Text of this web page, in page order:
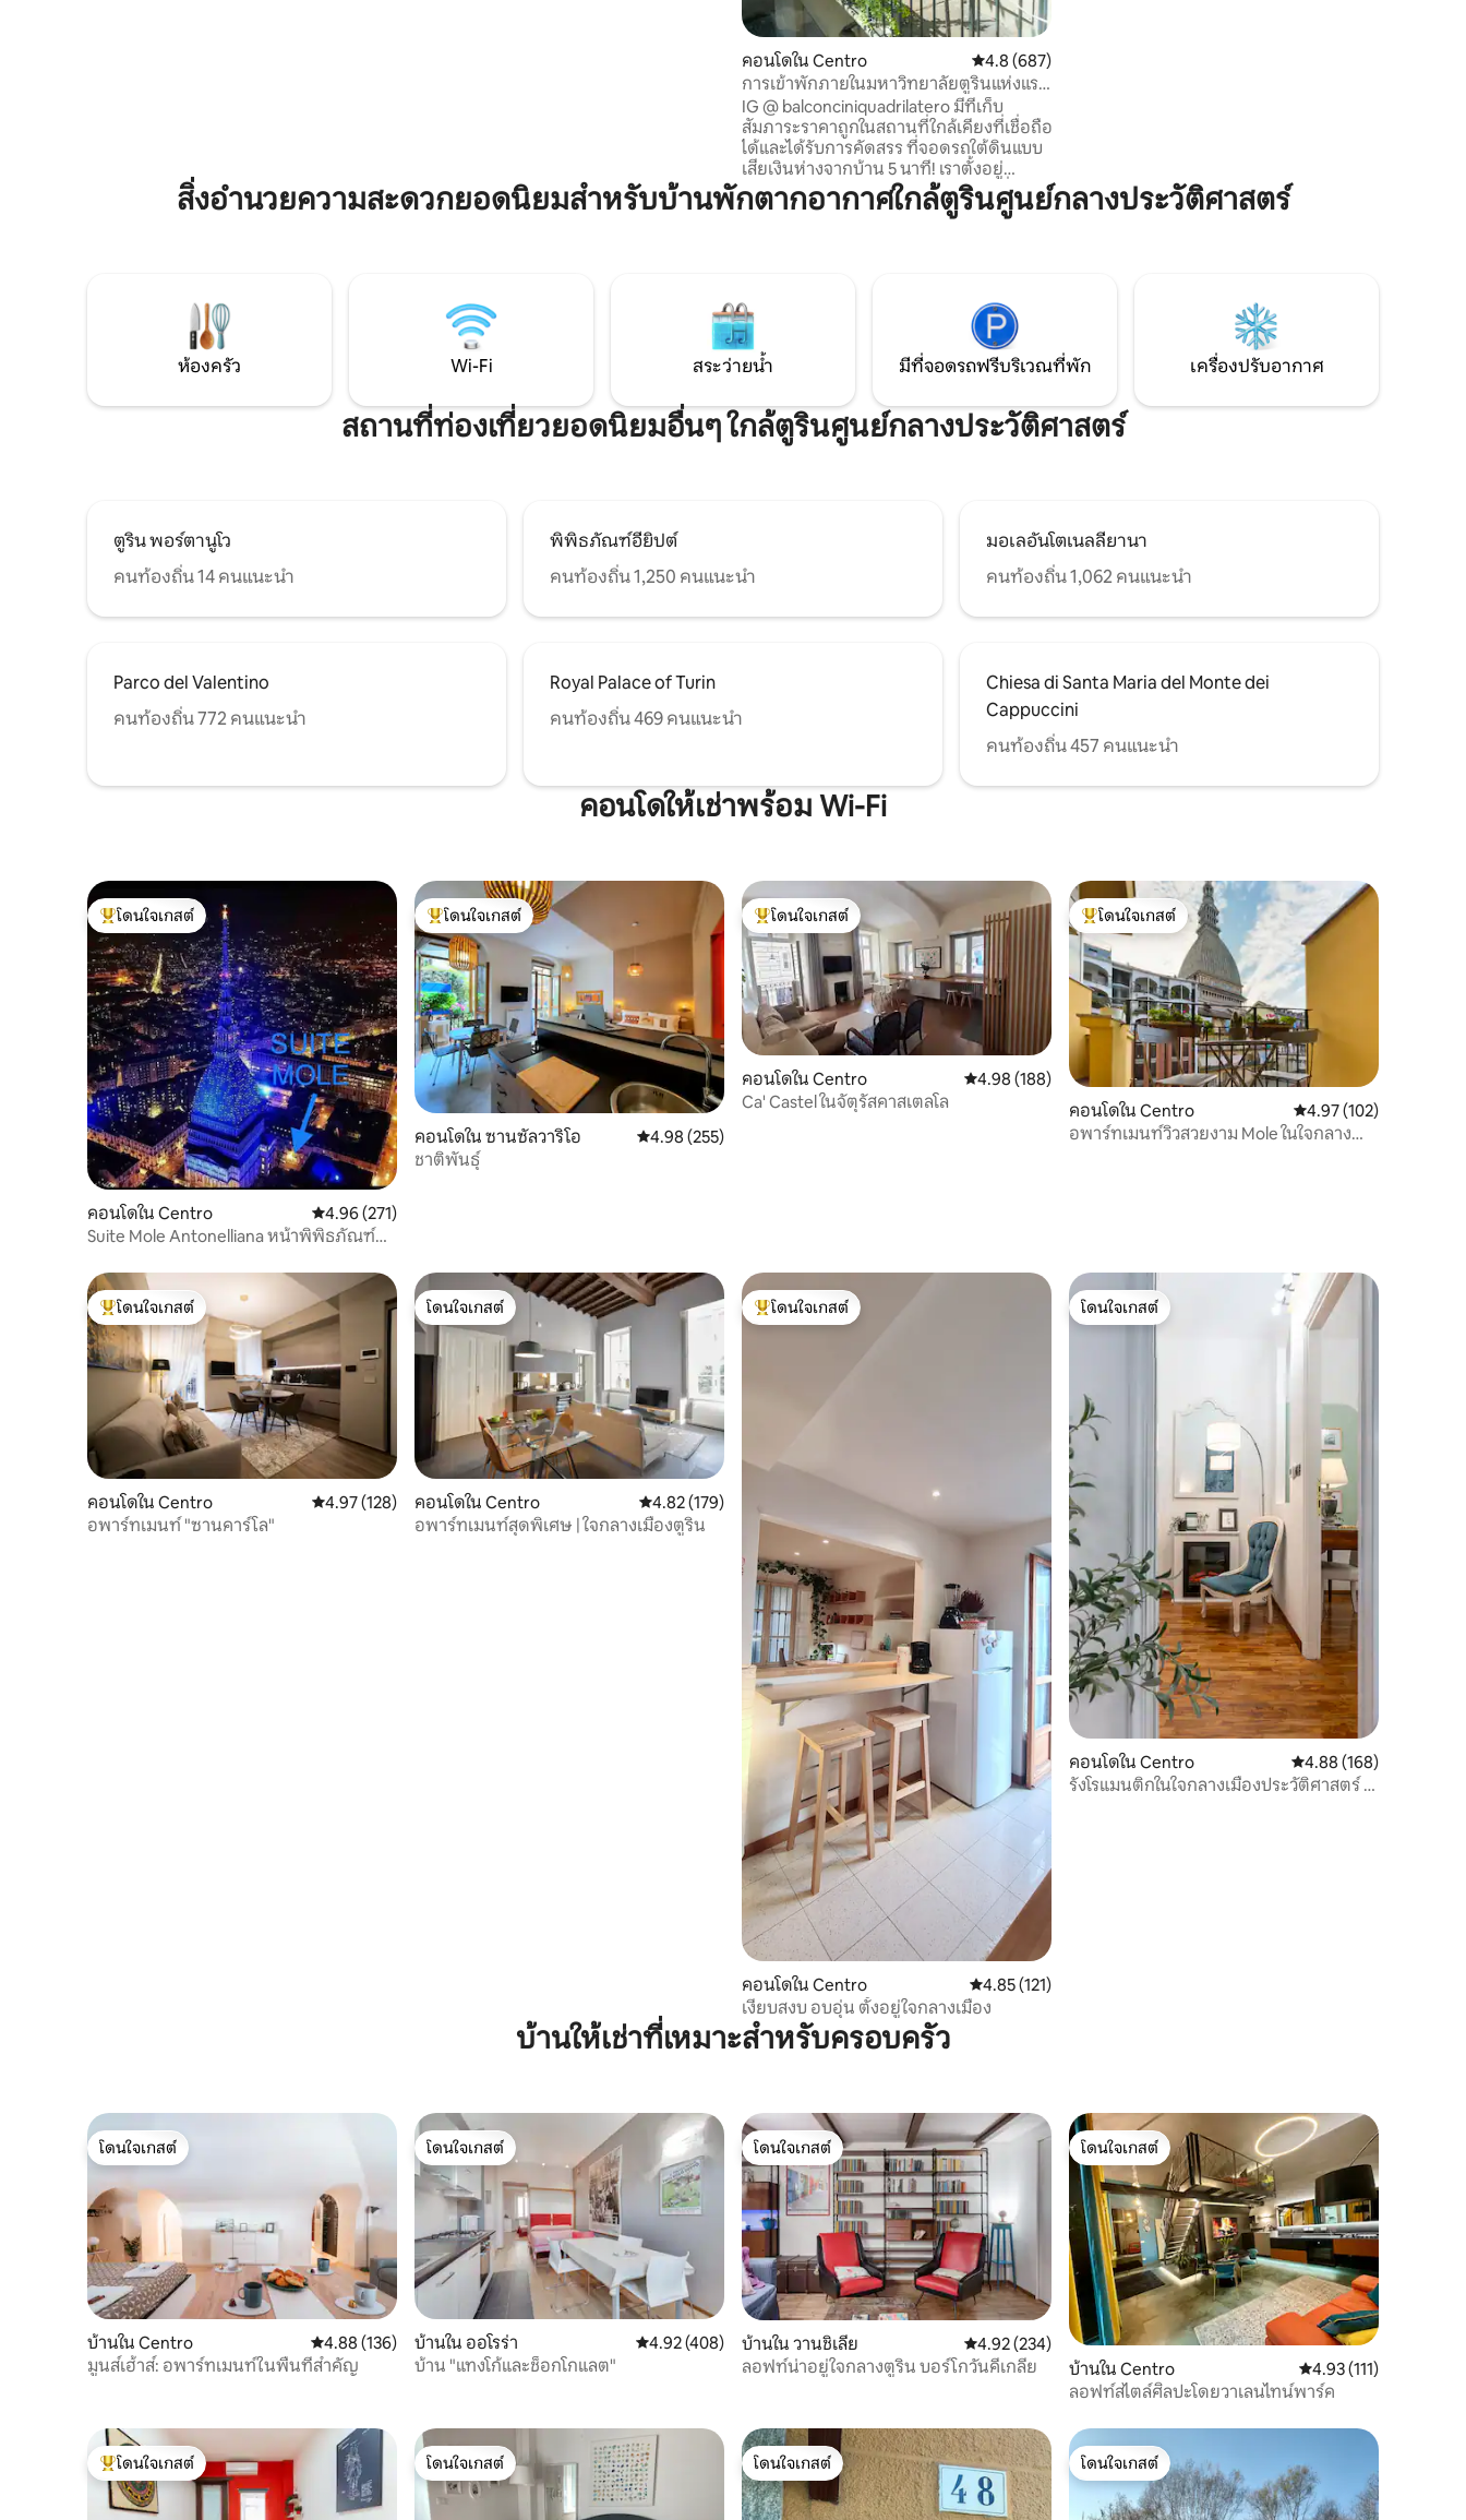
เครื่องซักผ้า/เครื่องอบผ้า ✔ เครื่องปรับ
อากาศ ✔ ลิฟต์ ✔ ที่จอดรถแบบต้องจ่ายเงิน
ดูข้อมูลเพิ่มเติมด้านล่าง!!
แบบสำหรับการเข้าพักของคุณ
คอนโดใน Centro คะแนนเฉลี่ย 4.8 จาก 5, 687 รีวิว
4.8 (687)
การเข้าพักภายในมหาวิทยาลัยตูรินแห่งแรก
(1404)
IG @ balconciniquadrilatero มีที่เก็บ
สัมภาระราคาถูกในสถานที่ใกล้เคียงที่เชื่อถือ
ได้และได้รับการคัดสรร ที่จอดรถใต้ดินแบบ
เสียเงินห่างจากบ้าน 5 นาที! เราตั้งอยู่
ใจกลางตูริน ในควอดริเลเทโร โรโมนา ซึ่งเป็น
พื้นที่ประวัติศาสตร์ที่ได้รับการอนุรักษ์ไว้เป็น
ทั้งหมดเพียงนิดเดียว เดินเพียง 5-10 นาทีก็
สิ่งอำนวยความสะดวกยอดนิยมสำหรับบ้านพักตากอากาศใกล้ตูรินศูนย์กลางประวัติศาสตร์
ห้องครัว Wi-Fi สระว่ายน้ำ มีที่จอดรถฟรีบริเวณที่พัก เครื่องปรับอากาศ
สถานที่ท่องเที่ยวยอดนิยมอื่นๆ ใกล้ตูรินศูนย์กลางประวัติศาสตร์
ตูริน พอร์ตานูโว
คนท้องถิ่น 14 คนแนะนำ
พิพิธภัณฑ์อียิปต์
คนท้องถิ่น 1,250 คนแนะนำ
มอเลอันโตเนลลียานา
คนท้องถิ่น 1,062 คนแนะนำ
Parco del Valentino
คนท้องถิ่น 772 คนแนะนำ
Royal Palace of Turin
คนท้องถิ่น 469 คนแนะนำ
Chiesa di Santa Maria del Monte dei
Cappuccini
คนท้องถิ่น 457 คนแนะนำ
คอนโดให้เช่าพร้อม Wi-Fi
โดนใจเกสต์ที่สุด
โดนใจเกสต์
คอนโดใน Centro คะแนนเฉลี่ย 4.96 จาก 5, 271 รีวิว
4.96 (271)
Suite Mole Antonelliana หน้าพิพิธภัณฑ์
โดนใจเกสต์ที่สุด
โดนใจเกสต์
คอนโดใน ซานซัลวาริโอ คะแนนเฉลี่ย 4.98 จาก 5, 255 รีวิว
4.98 (255)
ชาติพันธุ์
โดนใจเกสต์ที่สุด
โดนใจเกสต์
คอนโดใน Centro คะแนนเฉลี่ย 4.98 จาก 5, 188 รีวิว
4.98 (188)
Ca' Castel ในจัตุรัสคาสเตลโล
โดนใจเกสต์ที่สุด
โดนใจเกสต์
คอนโดใน Centro คะแนนเฉลี่ย 4.97 จาก
4.97 (102)
อพาร์ทเมนท์วิวสวยงาม Mole ในใจกลาง
โดนใจเกสต์ที่สุด
โดนใจเกสต์
คอนโดใน Centro คะแนนเฉลี่ย 4.97 จาก 5, 128 รีวิว
4.97 (128)
อพาร์ทเมนท์ "ซานคาร์โล"
โดนใจเกสต์
โดนใจเกสต์
คอนโดใน Centro คะแนนเฉลี่ย 4.82 จาก 5, 179 รีวิว
4.82 (179)
อพาร์ทเมนท์สุดพิเศษ | ใจกลางเมืองตูริน
โดนใจเกสต์ที่สุด
โดนใจเกสต์
คอนโดใน Centro คะแนนเฉลี่ย 4.85 จาก 5, 121 รีวิว
4.85 (121)
เงียบสงบ อบอุ่น ตั้งอยู่ใจกลางเมือง
โดนใจเกสต์
โดนใจเกสต์
คอนโดใน Centro คะแนนเฉลี่ย 4.88 จาก
4.88 (168)
รังโรแมนติกในใจกลางเมืองประวัติศาสตร์ -
บ้านให้เช่าที่เหมาะสำหรับครอบครัว
โดนใจเกสต์
โดนใจเกสต์
บ้านใน Centro คะแนนเฉลี่ย 4.88 จาก 5, 136 รีวิว
4.88 (136)
มูนส์เฮ้าส์: อพาร์ทเมนท์ในพื้นที่สำคัญ
โดนใจเกสต์
โดนใจเกสต์
บ้านใน ออโรร่า คะแนนเฉลี่ย 4.92 จาก 5, 408 รีวิว
4.92 (408)
บ้าน "แทงโก้และช็อกโกแลต"
โดนใจเกสต์
โดนใจเกสต์
บ้านใน วานชิเลีย คะแนนเฉลี่ย 4.92 จาก 5, 234 รีวิว
4.92 (234)
ลอฟท์น่าอยู่ใจกลางตูริน บอร์โกวันคีเกลีย
โดนใจเกสต์
โดนใจเกสต์
บ้านใน Centro คะแนนเฉลี่ย 4.93 จาก
4.93 (111)
ลอฟท์สไตล์ศิลปะโดยวาเลนไทน์พาร์ค
โดนใจเกสต์ที่สุด
โดนใจเกสต์
โดนใจเกสต์
โดนใจเกสต์
โดนใจเกสต์
โดนใจเกสต์
โดนใจเกสต์
โดนใจเกสต์